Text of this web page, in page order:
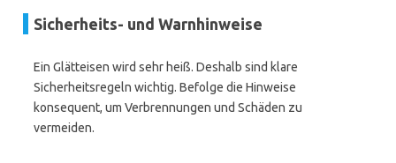
Sicherheits- und Warnhinweise
Ein Glätteisen wird sehr heiß. Deshalb sind klare
Sicherheitsregeln wichtig. Befolge die Hinweise
konsequent, um Verbrennungen und Schäden zu
vermeiden.